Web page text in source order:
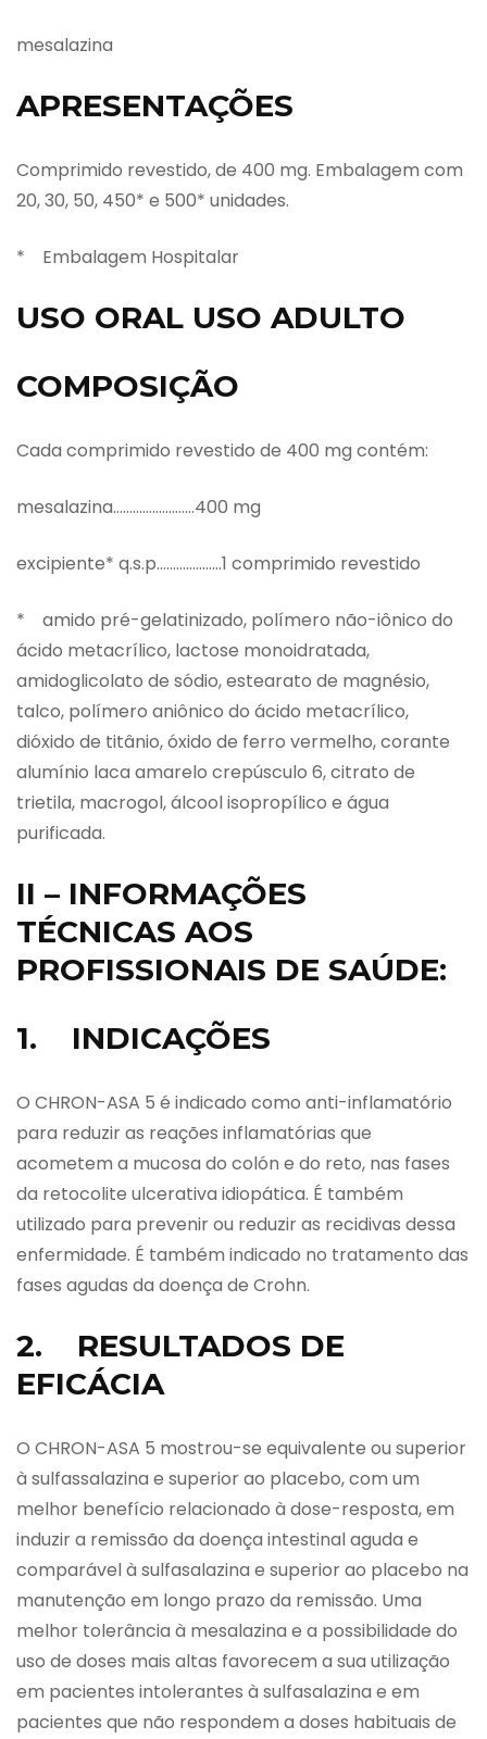
mesalazina
APRESENTAÇÕES
Comprimido revestido, de 400 mg. Embalagem com
20, 30, 50, 450* e 500* unidades.
* Embalagem Hospitalar
USO ORAL USO ADULTO
COMPOSIÇÃO
Cada comprimido revestido de 400 mg contém:
mesalazina…………………….400 mg
excipiente* q.s.p………………..1 comprimido revestido
* amido pré-gelatinizado, polímero não-iônico do
ácido metacrílico, lactose monoidratada,
amidoglicolato de sódio, estearato de magnésio,
talco, polímero aniônico do ácido metacrílico,
dióxido de titânio, óxido de ferro vermelho, corante
alumínio laca amarelo crepúsculo 6, citrato de
trietila, macrogol, álcool isopropílico e água
purificada.
II – INFORMAÇÕES
TÉCNICAS AOS
PROFISSIONAIS DE SAÚDE:
1. INDICAÇÕES
O CHRON-ASA 5 é indicado como anti-inflamatório
para reduzir as reações inflamatórias que
acometem a mucosa do colón e do reto, nas fases
da retocolite ulcerativa idiopática. É também
utilizado para prevenir ou reduzir as recidivas dessa
enfermidade. É também indicado no tratamento das
fases agudas da doença de Crohn.
2. RESULTADOS DE
EFICÁCIA
O CHRON-ASA 5 mostrou-se equivalente ou superior
à sulfassalazina e superior ao placebo, com um
melhor benefício relacionado à dose-resposta, em
induzir a remissão da doença intestinal aguda e
comparável à sulfasalazina e superior ao placebo na
manutenção em longo prazo da remissão. Uma
melhor tolerância à mesalazina e a possibilidade do
uso de doses mais altas favorecem a sua utilização
em pacientes intolerantes à sulfasalazina e em
pacientes que não respondem a doses habituais de